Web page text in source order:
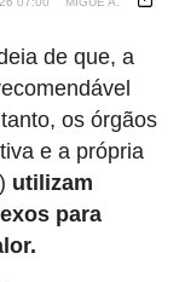
de que, a
os órgãos
e a própria
utilizam
para